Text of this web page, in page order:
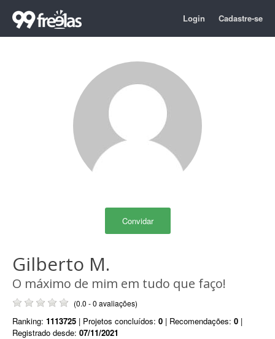
Login Cadastre-se
Convidar
Gilberto M.
O máximo de mim em tudo que faço!
(0.0 - 0 avaliações)
Ranking: 1113725 | Projetos concluídos: 0 | Recomendações: 0 |
Registrado desde: 07/11/2021